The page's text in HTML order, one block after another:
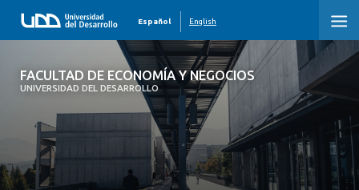
FACULTAD DE ECONOMÍA Y NEGOCIOS
UNIVERSIDAD DEL DESARROLLO
Español English
FACULTAD DE ECONOMÍA Y NEGOCIOS
QUIÉNES SOMOS
PREGRADO